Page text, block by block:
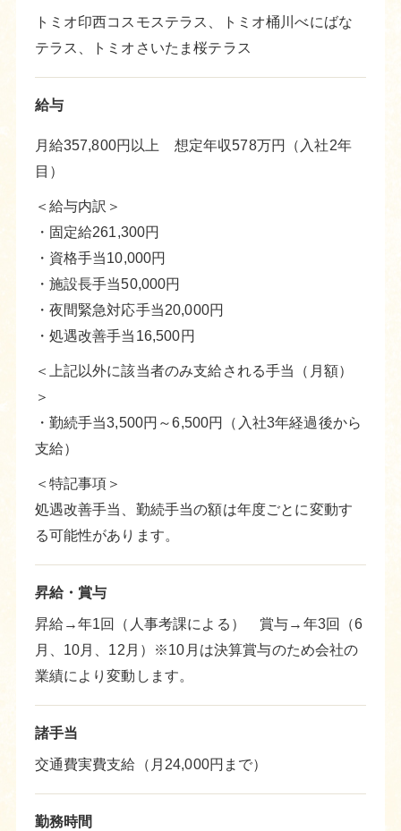
トミオ印西コスモステラス、トミオ桶川べにばな
テラス、トミオさいたま桜テラス
給与
月給357,800円以上 想定年収578万円（入社2年
目）
＜給与内訳＞
・固定給261,300円
・資格手当10,000円
・施設長手当50,000円
・夜間緊急対応手当20,000円
・処遇改善手当16,500円
＜上記以外に該当者のみ支給される手当（月額）
＞
・勤続手当3,500円～6,500円（入社3年経過後から
支給）
＜特記事項＞
処遇改善手当、勤続手当の額は年度ごとに変動す
る可能性があります。
昇給・賞与
昇給→年1回（人事考課による） 賞与→年3回（6
月、10月、12月）※10月は決算賞与のため会社の
業績により変動します。
諸手当
交通費実費支給（月24,000円まで）
勤務時間